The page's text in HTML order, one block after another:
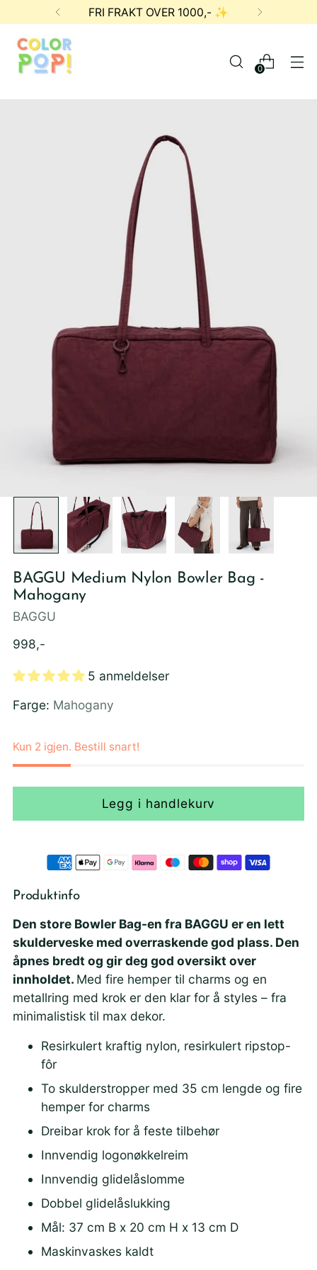
FRI FRAKT OVER 1000,- ✨
0
BAGGU Medium Nylon Bowler Bag -
Mahogany
BAGGU
Ordinær
998,-
5 anmeldelser
Farge: Mahogany
Kun 2 igjen. Bestill snart!
Legg i handlekurv
Produktinfo
Den store Bowler Bag-en fra BAGGU er en lett
skulderveske med overraskende god plass. Den
åpnes bredt og gir deg god oversikt over
innholdet. Med fire hemper til charms og en
metallring med krok er den klar for å styles – fra
minimalistisk til max dekor.
Resirkulert kraftig nylon, resirkulert ripstop-
fôr
To skulderstropper med 35 cm lengde og fire
hemper for charms
Dreibar krok for å feste tilbehør
Innvendig logonøkkelreim
Innvendig glidelåslomme
Dobbel glidelåslukking
Mål: 37 cm B x 20 cm H x 13 cm D
Maskinvaskes kaldt